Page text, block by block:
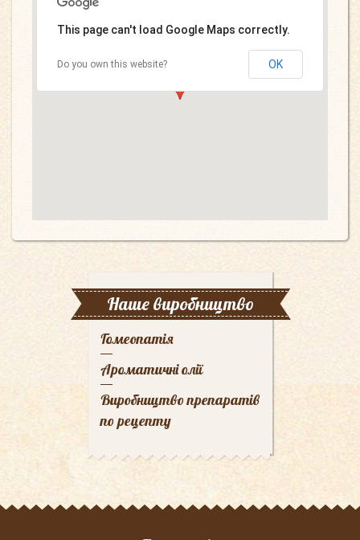
This page can't load Google Maps correctly.
Do you own this website? OK
Наше виробництво
Гомеопатія
Ароматичні олії
Виробництво препаратів
по рецепту